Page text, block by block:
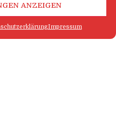
ANZEIGEN
Impressum